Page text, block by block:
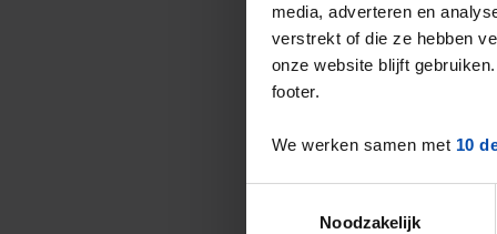
media, adverteren en
verstrekt of die ze hebben
onze website blijft
footer.
We werken samen met 10
Noodzakelijk